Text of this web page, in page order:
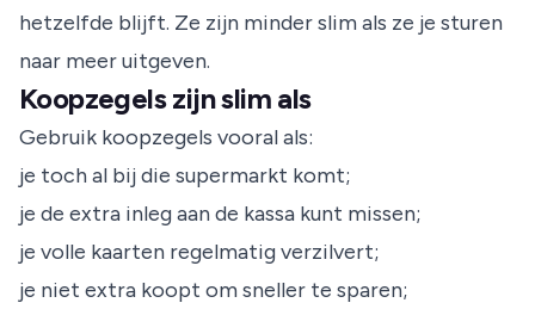
hetzelfde blijft. Ze zijn minder slim als ze je sturen
naar meer uitgeven.
Koopzegels zijn slim als
Gebruik koopzegels vooral als:
je toch al bij die supermarkt komt;
je de extra inleg aan de kassa kunt missen;
je volle kaarten regelmatig verzilvert;
je niet extra koopt om sneller te sparen;